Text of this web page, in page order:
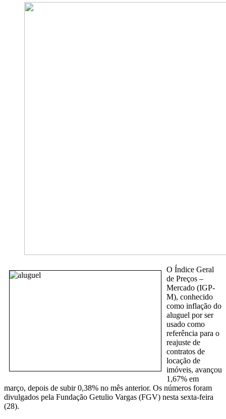
O Índice Geral
de Preços –
Mercado (IGP-
M), conhecido
como inflação do
aluguel por ser
usado como
referência para o
reajuste de
contratos de
locação de
imóveis, avançou
1,67% em
março, depois de subir 0,38% no mês anterior. Os números foram
divulgados pela Fundação Getulio Vargas (FGV) nesta sexta-feira
(28).